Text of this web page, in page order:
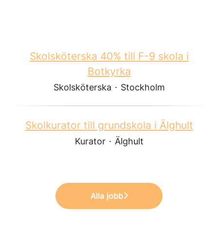
Skolsköterska 40% till F-9 skola i
Botkyrka
Skolsköterska · Stockholm
Skolkurator till grundskola i Älghult
Kurator · Älghult
Alla jobb